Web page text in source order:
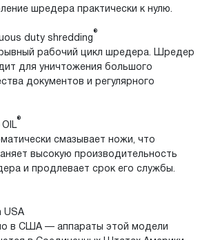
шредера практически к нулю.
duty shredding
®
рабочий цикл шредера. Шредер
для уничтожения большого
документов и регулярного
®
смазывает ножи, что
высокую производительность
и продлевает срок его службы.
USA
в США — аппараты этой модели